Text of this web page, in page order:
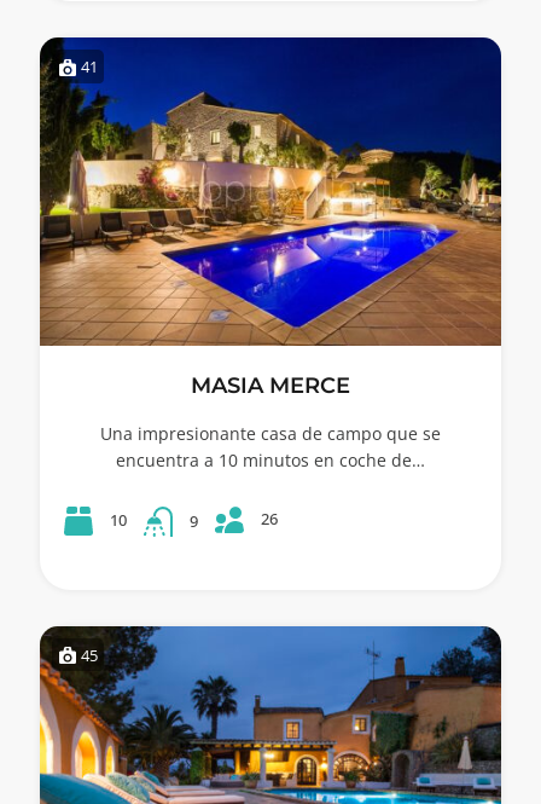
41
MASIA MERCE
Una impresionante casa de campo que se
encuentra a 10 minutos en coche de…
10 9 26
45